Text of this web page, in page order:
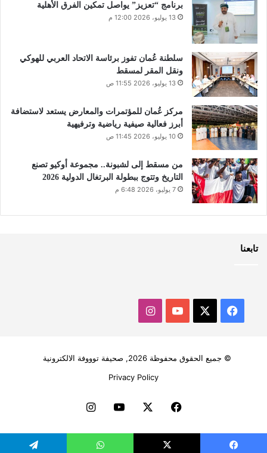
برنامج “تعزيز” يواصل تمكين الفرق الأهلية
13 يوليو، 2026 12:00 م
سلطنة عُمان تفوز برئاسة الاتحاد العربي للهوكي
ونقل المقر لمسقط
13 يوليو، 2026 11:55 ص
مركز عُمان للمؤتمرات والمعارض يستعد لاستضافة
أبرز فعالية صيفية رياضية وترفيهية
10 يوليو، 2026 11:45 ص
من مسقط إلى لشبونة.. مجموعة أوكيو تصنع
التاريخ وتتوج ببطولة البرتغال الدولية 2026
7 يوليو، 2026 6:48 م
تابعنا
فيسبوك ‫YouTubeانستقرام
© جميع الحقوق محفوظة 2026, صحيفة توووفة الالكترونية
Privacy Policy
فيسبوك ‫YouTubeانستقرام